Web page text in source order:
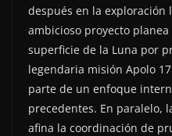
después en la exploración
ambicioso proyecto
superficie de la Luna por
legendaria misión Apolo
parte de un enfoque
precedentes. En paralelo,
afina la coordinación de